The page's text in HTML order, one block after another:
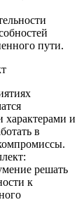
пути.
характерами и
в
решать
к